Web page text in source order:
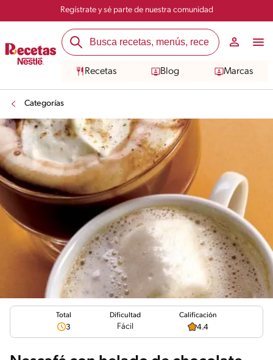
Regístrate y sé parte de nuestra comunidad
Recetas Blog Marcas
Categorías
Total
3
Dificultad
Fácil
Calificación
4.4